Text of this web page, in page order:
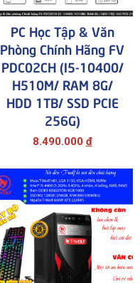
PC Học Tập & Văn
Phòng Chính Hãng FV
PDC02CH (i5-10400/
H510M/ RAM 8G/
HDD 1TB/ SSD PCIE
256G)
8.490.000 đ